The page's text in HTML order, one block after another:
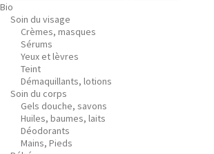
Bio
Soin du visage
Crèmes, masques
Sérums
Yeux et lèvres
Teint
Démaquillants, lotions
Soin du corps
Gels douche, savons
Huiles, baumes, laits
Déodorants
Mains, Pieds